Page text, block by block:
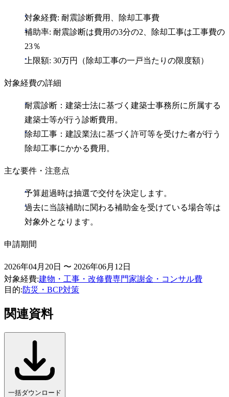
対象経費: 耐震診断費用、除却工事費
補助率: 耐震診断は費用の3分の2、除却工事は工事費の
23％
上限額: 30万円（除却工事の一戸当たりの限度額）
対象経費の詳細
耐震診断：建築士法に基づく建築士事務所に所属する
建築士等が行う診断費用。
除却工事：建設業法に基づく許可等を受けた者が行う
除却工事にかかる費用。
主な要件・注意点
予算超過時は抽選で交付を決定します。
過去に当該補助に関わる補助金を受けている場合等は
対象外となります。
申請期間
2026年04月20日 〜 2026年06月12日
対象経費:建物・工事・改修費専門家謝金・コンサル費
目的:防災・BCP対策
関連資料
一括ダウンロード